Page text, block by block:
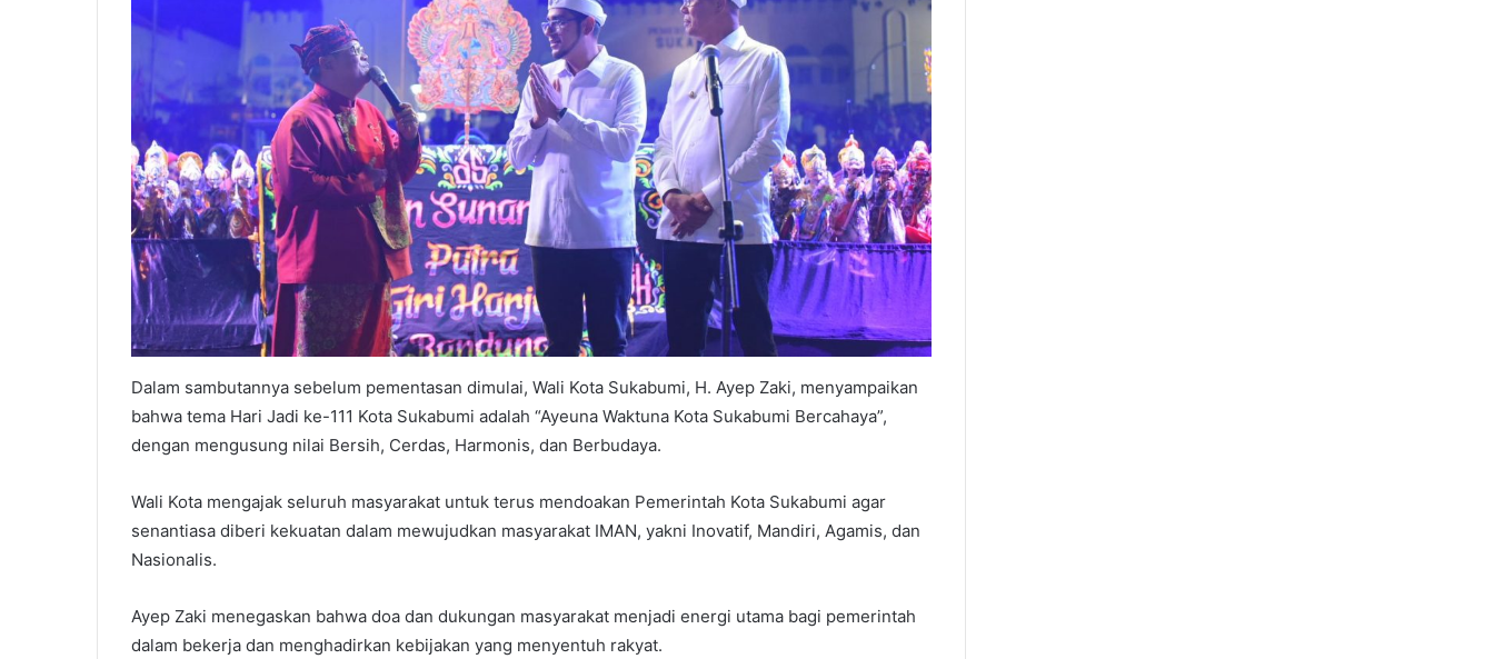
Dalam sambutannya sebelum pementasan dimulai, Wali Kota Sukabumi, H. Ayep Zaki, menyampaikan
bahwa tema Hari Jadi ke-111 Kota Sukabumi adalah “Ayeuna Waktuna Kota Sukabumi Bercahaya”,
dengan mengusung nilai Bersih, Cerdas, Harmonis, dan Berbudaya.
Wali Kota mengajak seluruh masyarakat untuk terus mendoakan Pemerintah Kota Sukabumi agar
senantiasa diberi kekuatan dalam mewujudkan masyarakat IMAN, yakni Inovatif, Mandiri, Agamis, dan
Nasionalis.
Ayep Zaki menegaskan bahwa doa dan dukungan masyarakat menjadi energi utama bagi pemerintah
dalam bekerja dan menghadirkan kebijakan yang menyentuh rakyat.